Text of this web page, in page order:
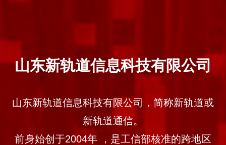
山东新轨道信息科技有限公司
山东新轨道信息科技有限公司，简称新轨道或
新轨道通信。
前身始创于2004年 ，是工信部核准的跨地区